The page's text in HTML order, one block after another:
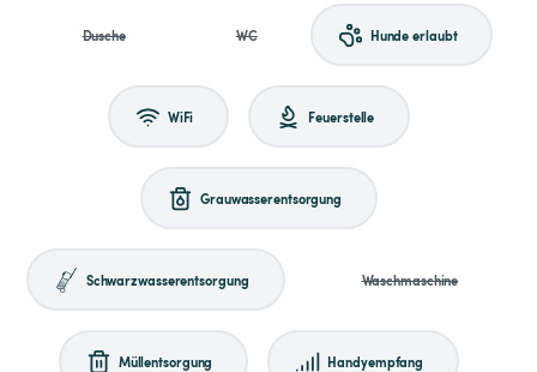
Dusche WC Hunde erlaubt
WiFi Feuerstelle
Grauwasserentsorgung
Schwarzwasserentsorgung Waschmaschine
Müllentsorgung Handyempfang